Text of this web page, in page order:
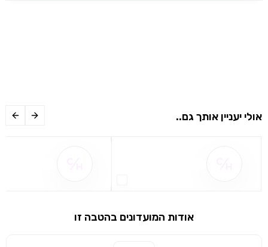
אולי יעניין אותך גם..
אודות המועדונים בהטבה זו